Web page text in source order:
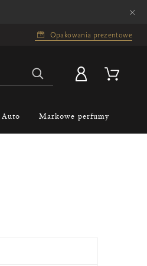
×
Opakowania prezentowe
Auto Markowe perfumy